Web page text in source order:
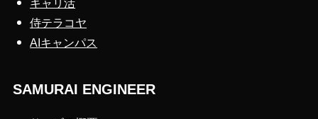
キャリ活
侍テラコヤ
AIキャンパス
SAMURAI ENGINEER